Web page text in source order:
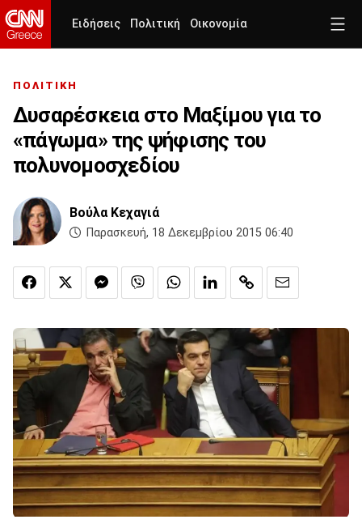
Ειδήσεις Πολιτική Οικονομία
ΠΟΛΙΤΙΚΗ
Δυσαρέσκεια στο Μαξίμου για το
«πάγωμα» της ψήφισης του
πολυνομοσχεδίου
Βούλα Κεχαγιά
Παρασκευή, 18 Δεκεμβρίου 2015 06:40